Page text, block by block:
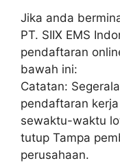
Jika anda
PT. SIIX EMS
pendaftaran
bawah ini:
Catatan:
pendaftaran
sewaktu-waktu
tutup Tampa
perusahaan.